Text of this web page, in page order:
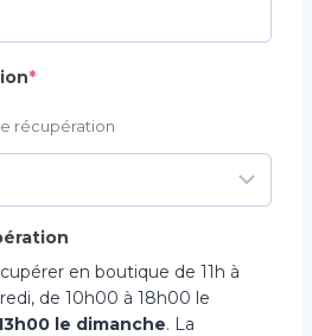
*(required)
récupération
en boutique de 11h à
de 10h00 à 18h00 le
le dimanche. La